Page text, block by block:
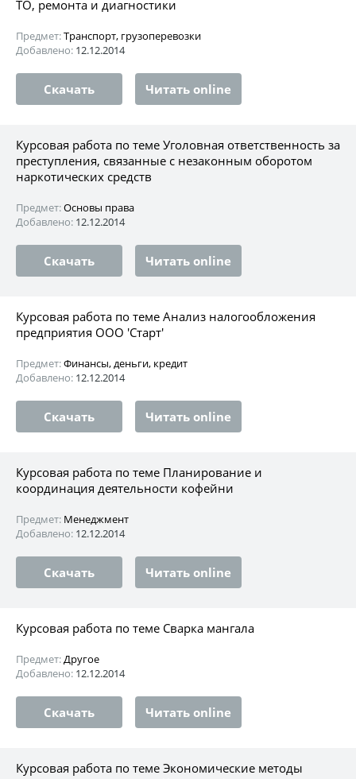
ТО, ремонта и диагностики
Предмет:Транспорт, грузоперевозки
Добавлено: 12.12.2014
Скачать Читать online
Курсовая работа по теме Уголовная ответственность за
преступления, связанные с незаконным оборотом
наркотических средств
Предмет:Основы права
Добавлено: 12.12.2014
Скачать Читать online
Курсовая работа по теме Анализ налогообложения
предприятия ООО 'Старт'
Предмет:Финансы, деньги, кредит
Добавлено: 12.12.2014
Скачать Читать online
Курсовая работа по теме Планирование и
координация деятельности кофейни
Предмет: Менеджмент
Добавлено: 12.12.2014
Скачать Читать online
Курсовая работа по теме Сварка мангала
Предмет:Другое
Добавлено: 12.12.2014
Скачать Читать online
Курсовая работа по теме Экономические методы